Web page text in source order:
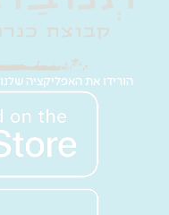
הורידו את האפליקציה שלנו